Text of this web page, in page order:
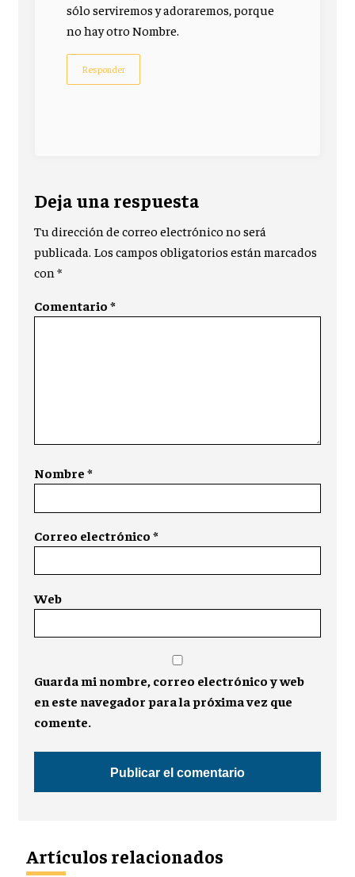
sólo serviremos y adoraremos, porque
no hay otro Nombre.
Responder
Deja una respuesta
Tu dirección de correo electrónico no será
publicada. Los campos obligatorios están marcados
con*
Comentario*
Nombre*
Correo electrónico*
Web
Guarda mi nombre, correo electrónico y web
en este navegador para la próxima vez que
comente.
Artículos relacionados